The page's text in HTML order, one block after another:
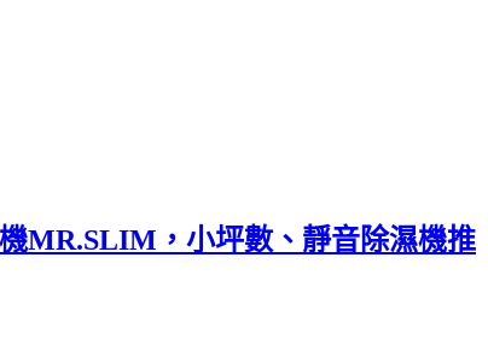
MR.SLIM，小坪數、靜音除濕機推